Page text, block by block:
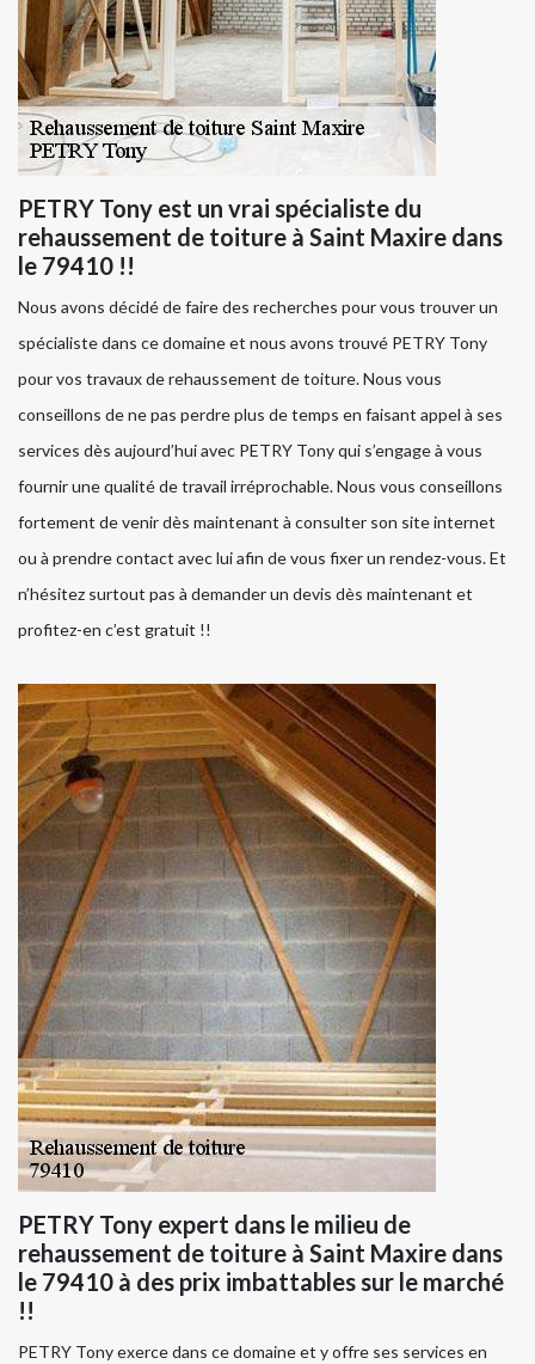
PETRY Tony est un vrai spécialiste du
rehaussement de toiture à Saint Maxire dans
le 79410 !!
Nous avons décidé de faire des recherches pour vous trouver un
spécialiste dans ce domaine et nous avons trouvé PETRY Tony
pour vos travaux de rehaussement de toiture. Nous vous
conseillons de ne pas perdre plus de temps en faisant appel à ses
services dès aujourd’hui avec PETRY Tony qui s’engage à vous
fournir une qualité de travail irréprochable. Nous vous conseillons
fortement de venir dès maintenant à consulter son site internet
ou à prendre contact avec lui afin de vous fixer un rendez-vous. Et
n’hésitez surtout pas à demander un devis dès maintenant et
profitez-en c’est gratuit !!
PETRY Tony expert dans le milieu de
rehaussement de toiture à Saint Maxire dans
le 79410 à des prix imbattables sur le marché
!!
PETRY Tony exerce dans ce domaine et y offre ses services en